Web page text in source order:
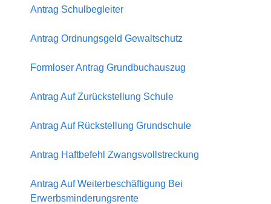
Antrag Schulbegleiter
Antrag Ordnungsgeld Gewaltschutz
Formloser Antrag Grundbuchauszug
Antrag Auf Zurückstellung Schule
Antrag Auf Rückstellung Grundschule
Antrag Haftbefehl Zwangsvollstreckung
Antrag Auf Weiterbeschäftigung Bei
Erwerbsminderungsrente